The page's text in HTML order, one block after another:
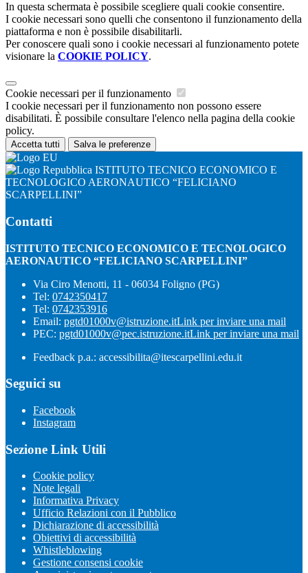
In questa schermata è possibile scegliere quali cookie consentire.
I cookie necessari sono quelli che consentono il funzionamento della
piattaforma e non è possibile disabilitarli.
Per conoscere quali sono i cookie necessari al funzionamento potete
visionare la COOKIE POLICY.
Cookie necessari per il funzionamento
I cookie necessari per il funzionamento non possono essere
disabilitati. È possibile consultare l'elenco nella pagina della cookie
policy.
Accetta tutti Salva le preferenze
ISTITUTO TECNICO ECONOMICO E
TECNOLOGICO AERONAUTICO “FELICIANO
SCARPELLINI”
Contatti
ISTITUTO TECNICO ECONOMICO E TECNOLOGICO
AERONAUTICO “FELICIANO SCARPELLINI”
Via Ciro Menotti, 11 - 06034 Foligno (PG)
Tel: 0742350417
Tel: 0742353916
Email: pgtd01000v@istruzione.itLink per inviare una mail
PEC: pgtd01000v@pec.istruzione.itLink per inviare una mail
Feedback p.a.: accessibilita@itescarpellini.edu.it
Seguici su
Facebook
Instagram
Sezione Link Utili
Cookie policy
Note legali
Informativa Privacy
Ufficio Relazioni con il Pubblico
Dichiarazione di accessibilità
Obiettivi di accessibilità
Whistleblowing
Gestione consensi cookie